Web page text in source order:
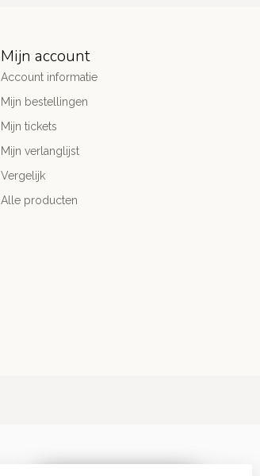
Mijn account
Account informatie
Mijn bestellingen
Mijn tickets
Mijn verlanglijst
Vergelijk
Alle producten